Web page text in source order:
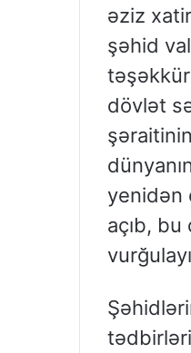
əziz
şəhid
dövlət
yenidən
açıb,